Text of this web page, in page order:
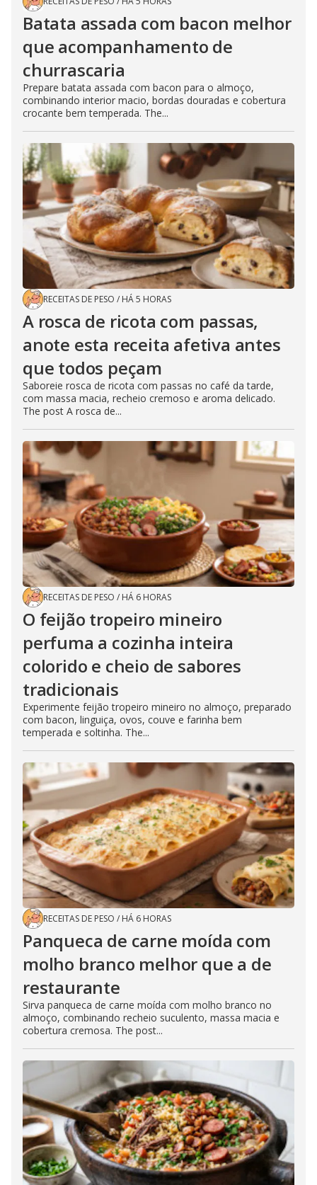
Batata assada com bacon melhor
que acompanhamento de
churrascaria
Prepare batata assada com bacon para o almoço,
combinando interior macio, bordas douradas e cobertura
crocante bem temperada. The...
RECEITAS DE PESO / HÁ 5 HORAS
A rosca de ricota com passas,
anote esta receita afetiva antes
que todos peçam
Saboreie rosca de ricota com passas no café da tarde,
com massa macia, recheio cremoso e aroma delicado.
The post A rosca de...
RECEITAS DE PESO / HÁ 6 HORAS
O feijão tropeiro mineiro
perfuma a cozinha inteira
colorido e cheio de sabores
tradicionais
Experimente feijão tropeiro mineiro no almoço, preparado
com bacon, linguiça, ovos, couve e farinha bem
temperada e soltinha. The...
RECEITAS DE PESO / HÁ 6 HORAS
Panqueca de carne moída com
molho branco melhor que a de
restaurante
Sirva panqueca de carne moída com molho branco no
almoço, combinando recheio suculento, massa macia e
cobertura cremosa. The post...